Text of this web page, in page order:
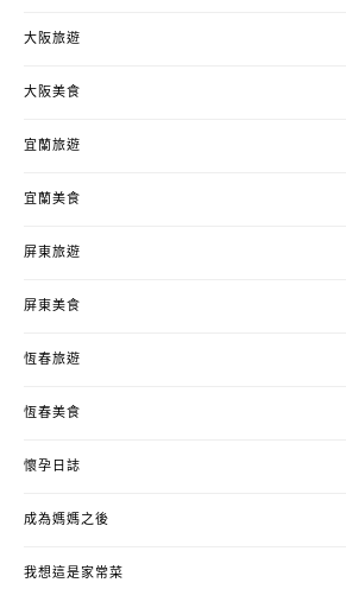
大阪旅遊
大阪美食
宜蘭旅遊
宜蘭美食
屏東旅遊
屏東美食
恆春旅遊
恆春美食
懷孕日誌
成為媽媽之後
我想這是家常菜